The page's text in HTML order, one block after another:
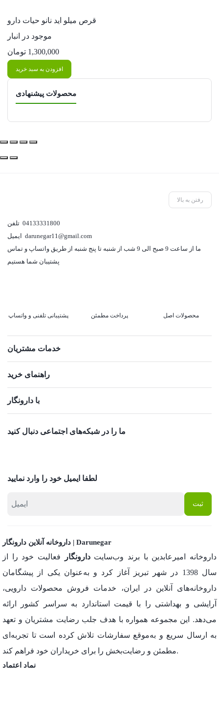
قرص میلو اید نانو حیات دارو
موجود در انبار
1,300,000 تومان
افزودن به سبد خرید
محصولات پیشنهادی
رفتن به بالا
04133331800
darunegar11@gmail.com
ما از ساعت 9 صبح الی 9 شب از شنبه تا پنج شنبه از طریق واتساپ و تماس
پشتیبان شما هستیم
پشتیبانی تلفنی و واتساپ پرداخت مطمئن محصولات اصل
خدمات مشتریان
راهنمای خرید
با دارونگار
ما را در شبکه‌های اجتماعی دنبال کنید
لطفا ایمیل خود را وارد نمایید
داروخانه آنلاین دارونگار | Darunegar
داروخانه امیرعابدین با برند وب‌سایتدارونگار
فعالیت خود را از
سال 1398 در شهر تبریز آغاز کرد و به‌عنوان یکی از پیشگامان
داروخانه‌های آنلاین در ایران، خدمات فروش محصولات دارویی،
آرایشی و بهداشتی را با قیمت استاندارد به سراسر کشور ارائه
می‌دهد. این مجموعه همواره با هدف جلب رضایت مشتریان و تعهد
به ارسال سریع و به‌موقع سفارشات تلاش کرده است تا تجربه‌ای
مطمئن و رضایت‌بخش را برای خریداران خود فراهم کند.
نماد اعتماد